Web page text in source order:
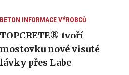
BETON INFORMACE VÝROBCŮ
TOPCRETE® tvoří
mostovku nové visuté
lávky přes Labe